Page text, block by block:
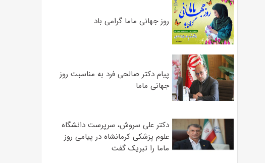
روز جهانی ماما گرامی باد
پیام دکتر صالحی فرد به مناسبت روز
جهانی ماما
دکتر علی سروش، سرپرست دانشگاه
علوم پزشکی کرمانشاه در پیامی روز
ماما را تبریک گفت